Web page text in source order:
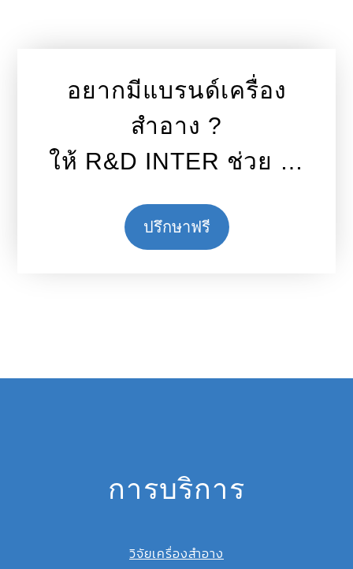
อยากมีแบรนด์เครื่อง
สำอาง ?
ให้ R&D INTER ช่วย …
ปรึกษาฟรี
การบริการ
วิจัยเครื่องสำอาง